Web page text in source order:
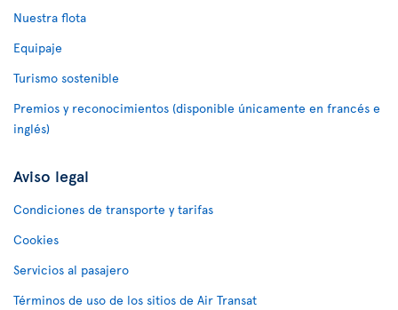
Nuestra flota
Equipaje
Turismo sostenible
Premios y reconocimientos (disponible únicamente en francés e
inglés)
Aviso legal
Condiciones de transporte y tarifas
Cookies
Servicios al pasajero
Términos de uso de los sitios de Air Transat